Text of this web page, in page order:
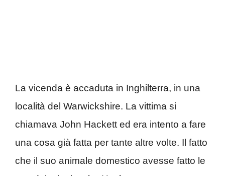
La vicenda è accaduta in Inghilterra, in una
località del Warwickshire. La vittima si
chiamava John Hackett ed era intento a fare
una cosa già fatta per tante altre volte. Il fatto
che il suo animale domestico avesse fatto le